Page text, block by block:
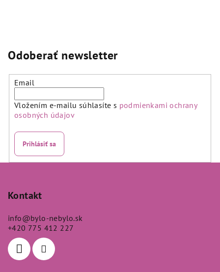
5,0
z
Odoberať newsletter
Email
Vložením e-mailu súhlasíte s podmienkami ochrany
osobných údajov
Prihlásiť sa
Kontakt
info@bylo-nebylo.sk
+420 775 412 227